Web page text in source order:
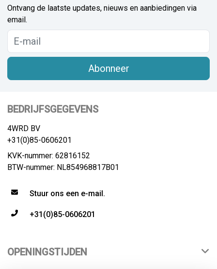
Ontvang de laatste updates, nieuws en aanbiedingen via
email.
Abonneer
BEDRIJFSGEGEVENS
4WRD BV
+31(0)85-0606201
KVK-nummer: 62816152
BTW-nummer: NL854968817B01
Stuur ons een e-mail.
+31(0)85-0606201
OPENINGSTIJDEN